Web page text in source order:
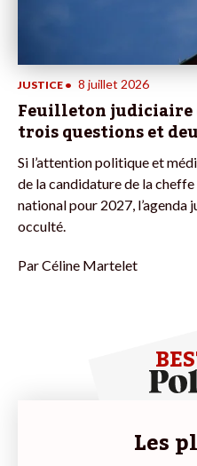
JUSTICE • 8 juillet 2026
Feuilleton judiciaire
trois questions et
Si l’attention politique et
de la candidature de la
national pour 2027, l’agenda
occulté.
ParCéline Martelet
Les